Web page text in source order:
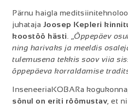
Pärnu haigla
juhataja Joosep Kepleri
koostöö hästi. „ Õppepäev
ning harivaks ja meeldis
tulemusena tekkis soov viia
õppepäeva korraldamise
InseneeriaKOBARa
sõnul on eriti rõõmustav, et